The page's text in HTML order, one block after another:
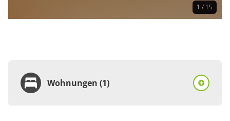
1 / 15
Wohnungen (1)